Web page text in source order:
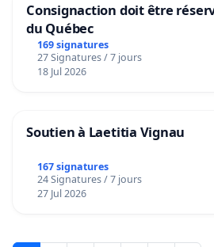
Consignaction doit être
du Québec
169 signatures
27 Signatures / 7 jours
18 Jul 2026
Soutien à Laetitia Vignau
167 signatures
24 Signatures / 7 jours
27 Jul 2026